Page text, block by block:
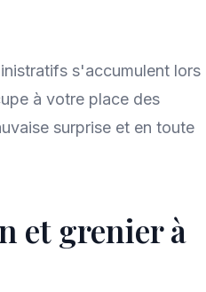
s'accumulent lors
à votre place des
surprise et en toute
et grenier à